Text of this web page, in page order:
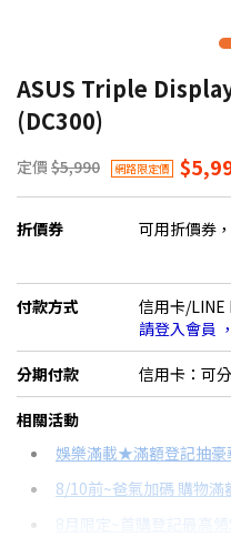
ASUS Triple
(DC300)
定價 $5,990 網路限定價
折價券 可用折價券，
付款方式
信用卡/LINE
請登入會員
分期付款 信用卡：可
＊實際可分期數、適用利率，
信用卡分期
分期數 每
相關活動
娛樂滿載★滿額登記抽豪
8/10前~爸氣加碼 購物滿
8月限定~首購登記最高